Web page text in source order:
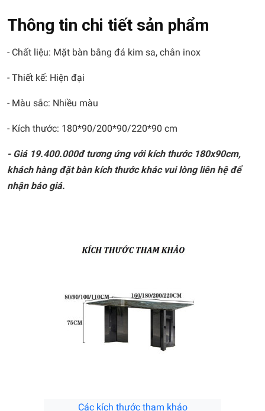
Thông tin chi tiết sản phẩm
- Chất liệu: Mặt bàn bằng đá kim sa, chân inox
- Thiết kế: Hiện đại
- Màu sắc: Nhiều màu
- Kích thước: 180*90/200*90/220*90 cm
- Giá 19.400.000đ tương ứng với kích thước 180x90cm,
khách hàng đặt bàn kích thước khác vui lòng liên hệ để
nhận báo giá.
Các kích thước tham khảo